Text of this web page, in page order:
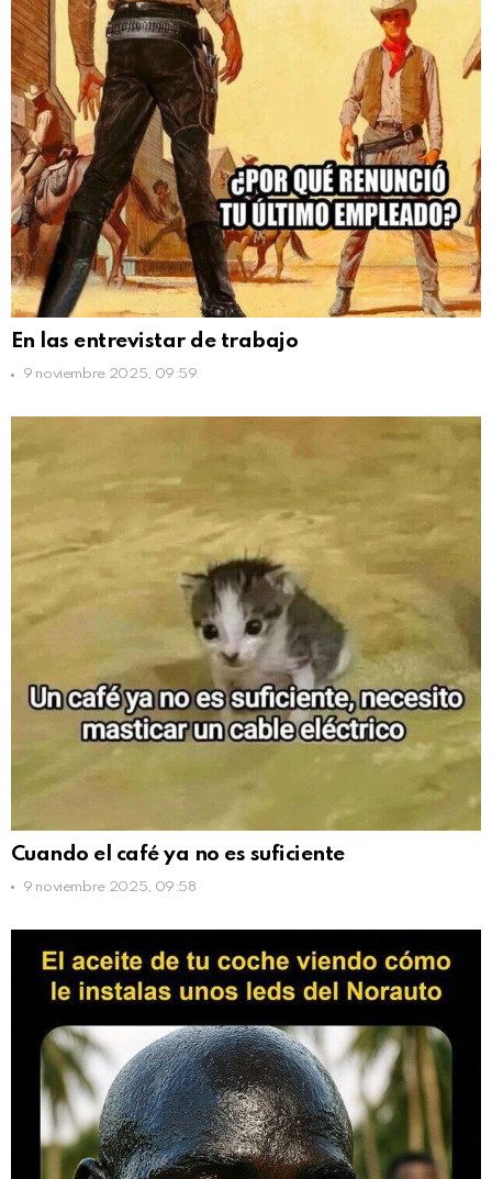
En las entrevistar de trabajo
9 noviembre 2025, 09:59
Cuando el café ya no es suficiente
9 noviembre 2025, 09:58